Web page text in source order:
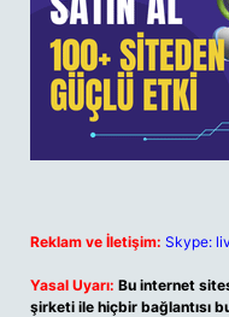
Reklam ve İletişim: Skype:
Yasal Uyarı: Bu internet
şirketi ile hiçbir bağlantısı